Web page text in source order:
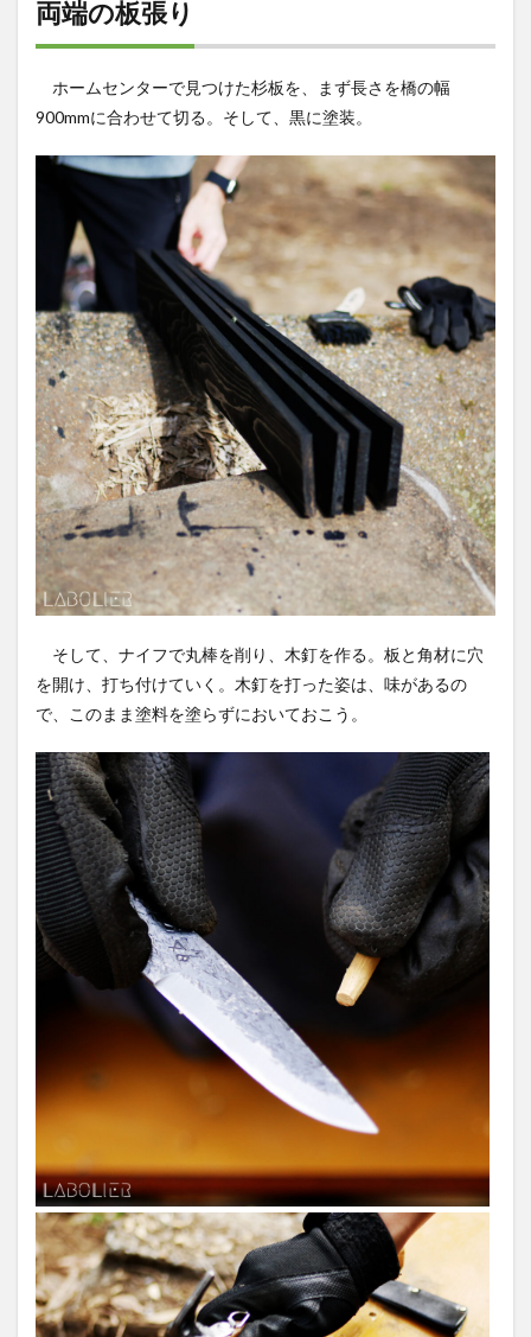
両端の板張り
ホームセンターで見つけた杉板を、まず長さを橋の幅
900mmに合わせて切る。そして、黒に塗装。
そして、ナイフで丸棒を削り、木釘を作る。板と角材に穴
を開け、打ち付けていく。木釘を打った姿は、味があるの
で、このまま塗料を塗らずにおいておこう。